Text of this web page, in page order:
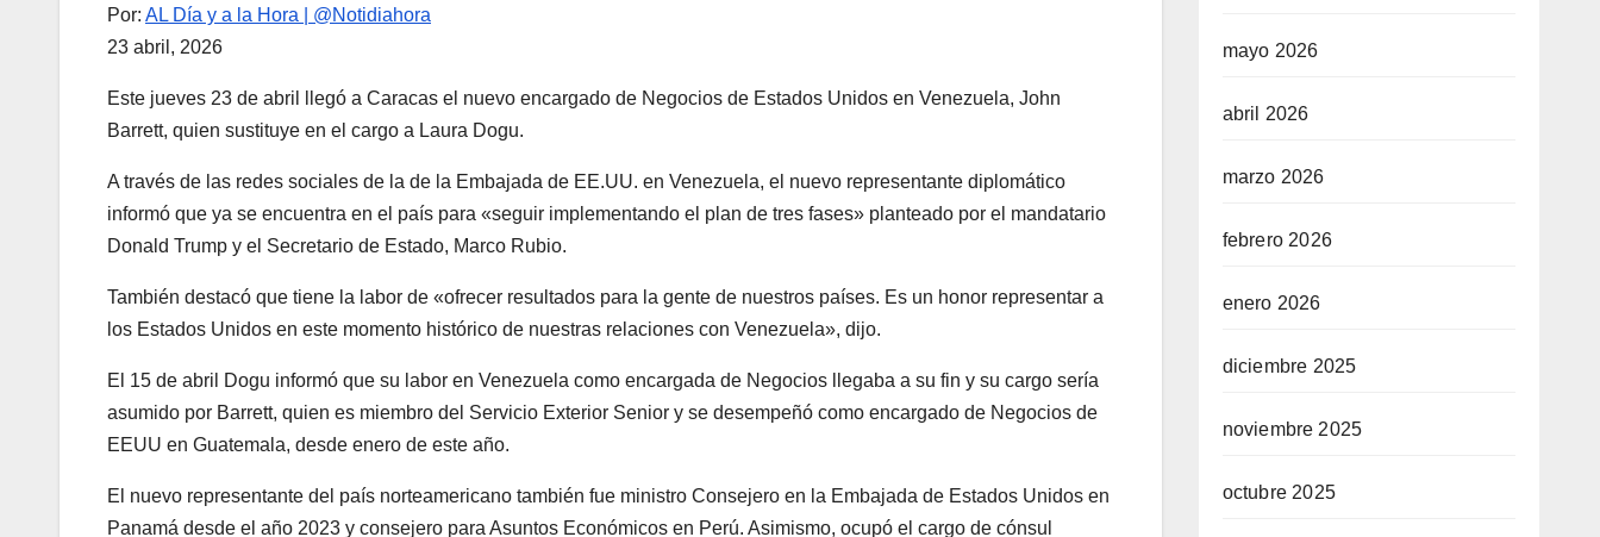
Por: AL Día y a la Hora | @Notidiahora
23 abril, 2026
Este jueves 23 de abril llegó a Caracas el nuevo encargado de Negocios de Estados Unidos en Venezuela, John
Barrett, quien sustituye en el cargo a Laura Dogu.
A través de las redes sociales de la de la Embajada de EE.UU. en Venezuela, el nuevo representante diplomático
informó que ya se encuentra en el país para «seguir implementando el plan de tres fases» planteado por el mandatario
Donald Trump y el Secretario de Estado, Marco Rubio.
También destacó que tiene la labor de «ofrecer resultados para la gente de nuestros países. Es un honor representar a
los Estados Unidos en este momento histórico de nuestras relaciones con Venezuela», dijo.
El 15 de abril Dogu informó que su labor en Venezuela como encargada de Negocios llegaba a su fin y su cargo sería
asumido por Barrett, quien es miembro del Servicio Exterior Senior y se desempeñó como encargado de Negocios de
EEUU en Guatemala, desde enero de este año.
El nuevo representante del país norteamericano también fue ministro Consejero en la Embajada de Estados Unidos en
Panamá desde el año 2023 y consejero para Asuntos Económicos en Perú. Asimismo, ocupó el cargo de cónsul
mayo 2026
abril 2026
marzo 2026
febrero 2026
enero 2026
diciembre 2025
noviembre 2025
octubre 2025